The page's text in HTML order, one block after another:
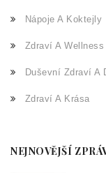
Nápoje A Koktejly
Zdraví A Wellness
Duševní Zdraví A
Zdraví A Krása
NEJNOVĚJŠÍ